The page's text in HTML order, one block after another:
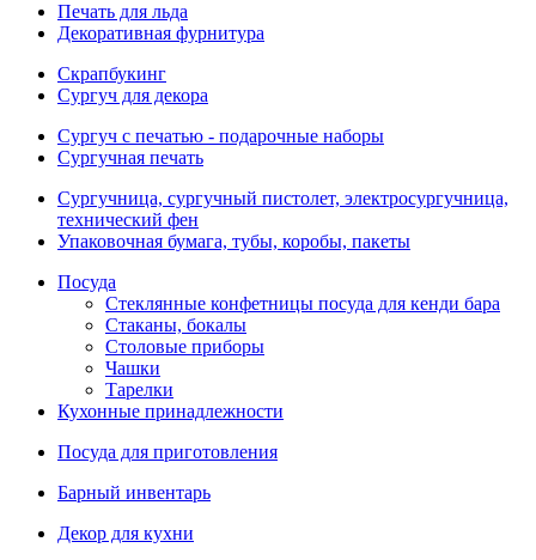
Печать для льда
Декоративная фурнитура
Скрапбукинг
Сургуч для декора
Сургуч с печатью - подарочные наборы
Сургучная печать
Сургучница, сургучный пистолет, электросургучница,
технический фен
Упаковочная бумага, тубы, коробы, пакеты
Посуда
Стеклянные конфетницы посуда для кенди бара
Стаканы, бокалы
Столовые приборы
Чашки
Тарелки
Кухонные принадлежности
Посуда для приготовления
Барный инвентарь
Декор для кухни